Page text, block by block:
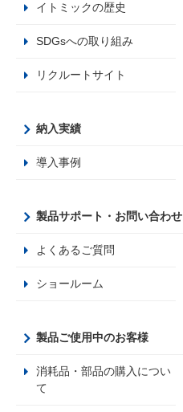
イトミックの歴史
SDGsへの取り組み
リクルートサイト
納入実績
導入事例
製品サポート・お問い合わせ
よくあるご質問
ショールーム
製品ご使用中のお客様
消耗品・部品の購入につい
て